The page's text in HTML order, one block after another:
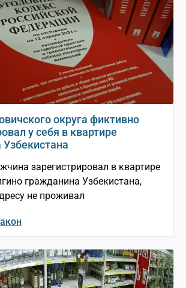
округа фиктивно
у себя в квартире
зарегистрировал в квартире
гражданина Узбекистана,
не проживал